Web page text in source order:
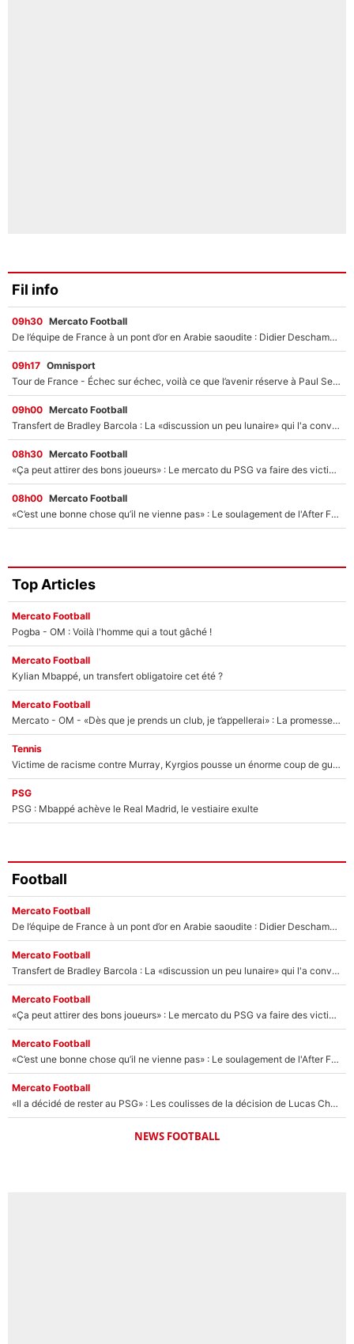
Fil info
09h30 Mercato Football
De l’équipe de France à un pont d’or en Arabie saoudite : Didier Deschamps a donné sa réponse !
09h17 Omnisport
Tour de France - Échec sur échec, voilà ce que l’avenir réserve à Paul Seixas : «Tant qu’il y aura un Pogacar comme celui-là...»
09h00 Mercato Football
Transfert de Bradley Barcola : La «discussion un peu lunaire» qui l'a convaincu de quitter le PSG, son entourage est pointé du doigt
08h30 Mercato Football
«Ça peut attirer des bons joueurs» : Le mercato du PSG va faire des victimes dans l'effectif de Luis Enrique ?
08h00 Mercato Football
«C’est une bonne chose qu’il ne vienne pas» : Le soulagement de l'After Foot après le transfert avorté de Yan Diomandé au PSG
Top Articles
Mercato Football
Pogba - OM : Voilà l'homme qui a tout gâché !
Mercato Football
Kylian Mbappé, un transfert obligatoire cet été ?
Mercato Football
Mercato - OM - «Dès que je prends un club, je t’appellerai» : La promesse de Marcelino au moment de claquer la porte
Tennis
Victime de racisme contre Murray, Kyrgios pousse un énorme coup de gueule !
PSG
PSG : Mbappé achève le Real Madrid, le vestiaire exulte
Football
Mercato Football
De l’équipe de France à un pont d’or en Arabie saoudite : Didier Deschamps a donné sa réponse !
Mercato Football
Transfert de Bradley Barcola : La «discussion un peu lunaire» qui l'a convaincu de quitter le PSG, son entourage est pointé du doigt
Mercato Football
«Ça peut attirer des bons joueurs» : Le mercato du PSG va faire des victimes dans l'effectif de Luis Enrique ?
Mercato Football
«C’est une bonne chose qu’il ne vienne pas» : Le soulagement de l'After Foot après le transfert avorté de Yan Diomandé au PSG
Mercato Football
«Il a décidé de rester au PSG» : Les coulisses de la décision de Lucas Chevalier pour son transfert
NEWS FOOTBALL